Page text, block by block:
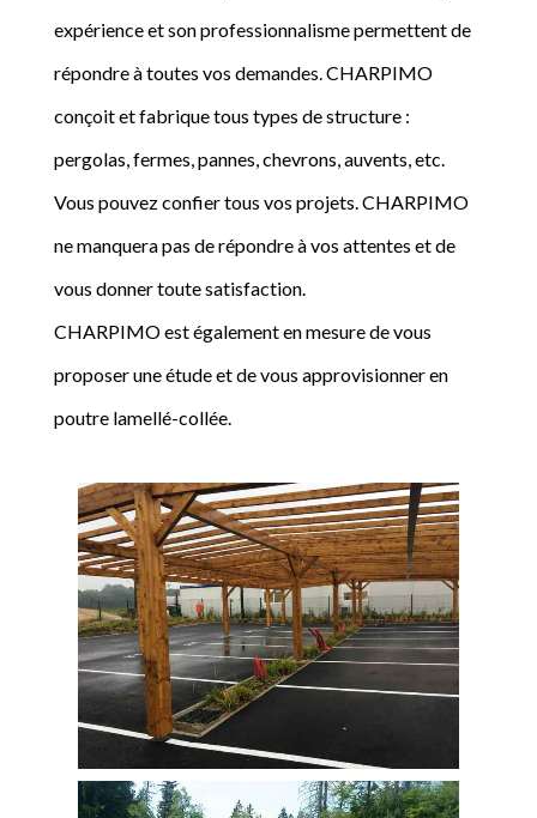
expérience et son professionnalisme permettent de
répondre à toutes vos demandes. CHARPIMO
conçoit et fabrique tous types de structure :
pergolas, fermes, pannes, chevrons, auvents, etc.
Vous pouvez confier tous vos projets. CHARPIMO
ne manquera pas de répondre à vos attentes et de
vous donner toute satisfaction.
CHARPIMO est également en mesure de vous
proposer une étude et de vous approvisionner en
poutre lamellé-collée.